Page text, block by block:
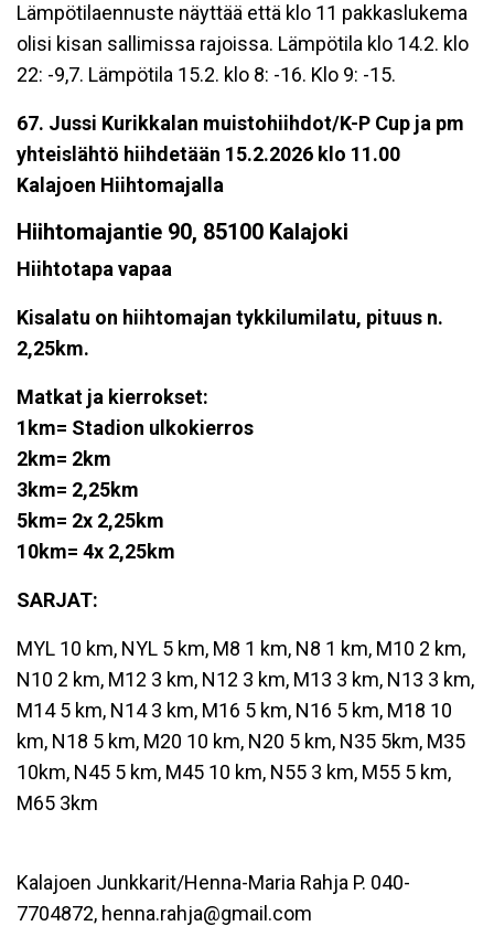
Lämpötilaennuste näyttää että klo 11 pakkaslukema
olisi kisan sallimissa rajoissa. Lämpötila klo 14.2. klo
22: -9,7. Lämpötila 15.2. klo 8: -16. Klo 9: -15.
67. Jussi Kurikkalan muistohiihdot/K-P Cup ja pm
yhteislähtö hiihdetään 15.2.2026 klo 11.00
Kalajoen Hiihtomajalla
Hiihtomajantie 90, 85100 Kalajoki
Hiihtotapa vapaa
Kisalatu on hiihtomajan tykkilumilatu, pituus n.
2,25km.
Matkat ja kierrokset:
1km= Stadion ulkokierros
2km= 2km
3km= 2,25km
5km= 2x 2,25km
10km= 4x 2,25km
SARJAT:
MYL 10 km, NYL 5 km, M8 1 km, N8 1 km, M10 2 km,
N10 2 km, M12 3 km, N12 3 km, M13 3 km, N13 3 km,
M14 5 km, N14 3 km, M16 5 km, N16 5 km, M18 10
km, N18 5 km, M20 10 km, N20 5 km, N35 5km, M35
10km, N45 5 km, M45 10 km, N55 3 km, M55 5 km,
M65 3km
Kalajoen Junkkarit/Henna-Maria Rahja P. 040-
7704872, henna.rahja@gmail.com